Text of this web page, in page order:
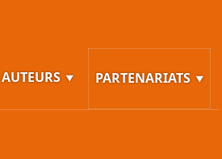
AUTEURS PARTENARIATS